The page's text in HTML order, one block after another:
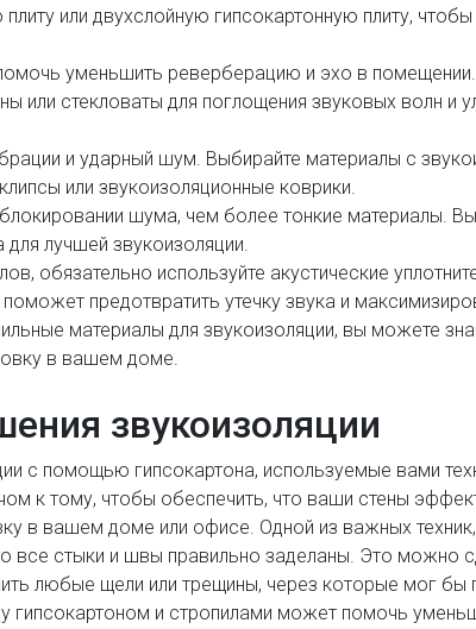
или двухслойную гипсокартонную плиту,
уменьшить реверберацию и эхо в
или стекловаты для поглощения звуковых волн и
и ударный шум. Выбирайте материалы с
или звукоизоляционные коврики.
шума, чем более тонкие материалы.
для лучшей звукоизоляции.
обязательно используйте акустические
предотвратить утечку звука и
материалы для звукоизоляции, вы можете
в вашем доме.
звукоизоляции
с помощью гипсокартона, используемые вами
к тому, чтобы обеспечить, что ваши стены
в вашем доме или офисе. Одной из важных
все стыки и швы правильно заделаны. Это можно
любые щели или трещины, через которые мог бы
гипсокартоном и стропилами может помочь